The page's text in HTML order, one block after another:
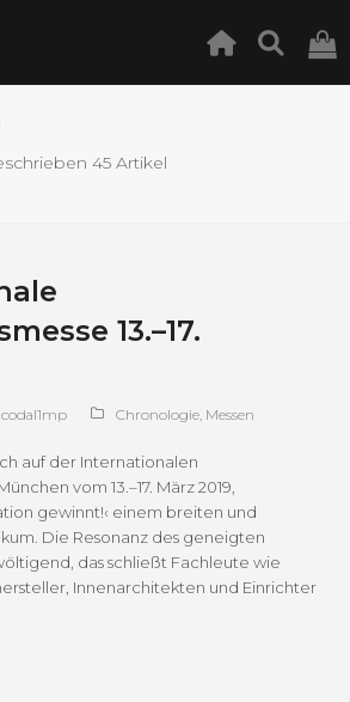
45 Artikel
13.–17.
codal1mp Chronologie Messen
auf der Internationalen
vom 13.–17. März 2019,
gewinnt!‹ einem breiten und
Die Resonanz des geneigten
das schließt Fachleute wie
Innenarchitekten und Einrichter